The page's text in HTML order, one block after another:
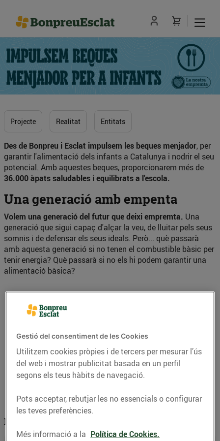
Projecte Realitat Entitats
Des de Bonpreu i Esclat impulsem les beques menjador, per
garantir l'alimentació dels infants a Catalunya i nodrir el seu
potencial. Amb aquestes beques, proporcionarem més de
36.000 àpats saludables i equilibrats a l'escola.
Una generació amb empenta
Volem una generació del futur que deixi empremta. Una
generació que sigui capaç d'alçar la veu, de lluitar pels seus
somnis i de defensar els seus ideals. Però... què passarà
amb aquesta generació si no tenen el combustible bàsic per
tenir energia? Què passarà si no els hi podem garantir una
alimentació bàsica?
La realitat actual
Gestió del consentiment de les Cookies
Utilitzem cookies pròpies i de tercers per mesurar l’ús
del web i mostrar publicitat basada en un perfil
segons els teus hàbits de navegació.
Pots acceptar, rebutjar les no essencials o configurar
les teves preferències.
Més informació a la Política de Cookies.